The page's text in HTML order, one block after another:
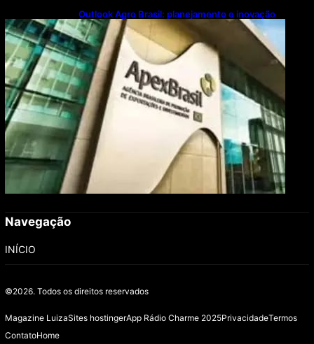
Outlook Agro Brasil: planejamento e inovação
pautam debates sobre futuro do agronegócio
Navegação
INÍCIO
©2026. Todos os direitos reservados
Magazine LuizaSites hostingerApp Rádio Charme 2025PrivacidadeTermos
ContatoHome